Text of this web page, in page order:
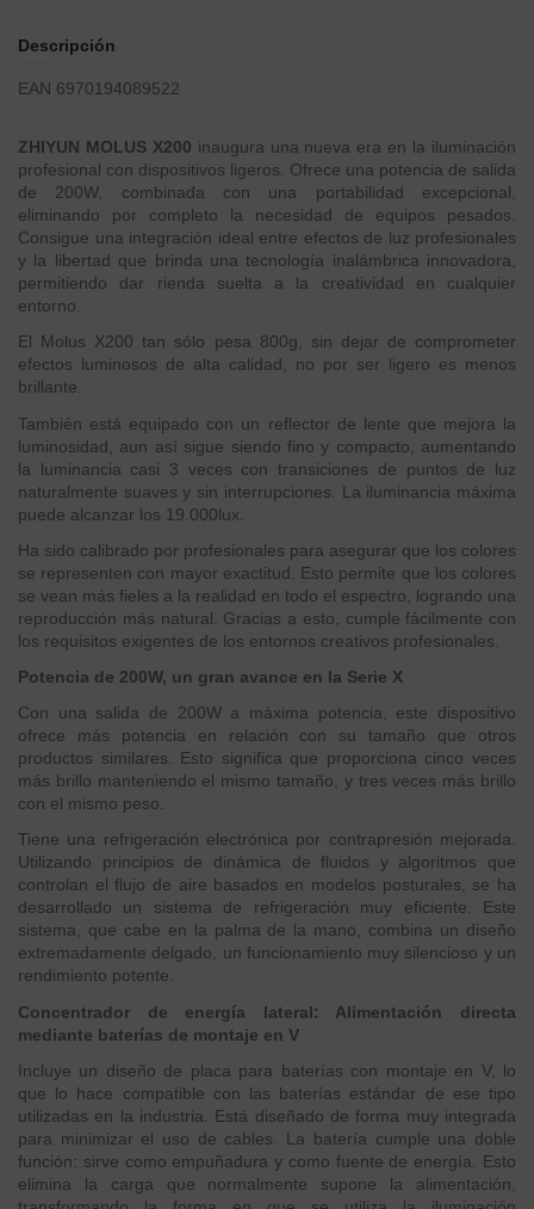
Descripción
EAN 6970194089522
ZHIYUN MOLUS X200 inaugura una nueva era en la iluminación
profesional con dispositivos ligeros. Ofrece una potencia de salida
de 200W, combinada con una portabilidad excepcional,
eliminando por completo la necesidad de equipos pesados.
Consigue una integración ideal entre efectos de luz profesionales
y la libertad que brinda una tecnología inalámbrica innovadora,
permitiendo dar rienda suelta a la creatividad en cualquier
entorno.
El Molus X200 tan sólo pesa 800g, sin dejar de comprometer
efectos luminosos de alta calidad, no por ser ligero es menos
brillante.
También está equipado con un reflector de lente que mejora la
luminosidad, aun así sigue siendo fino y compacto, aumentando
la luminancia casi 3 veces con transiciones de puntos de luz
naturalmente suaves y sin interrupciones. La iluminancia máxima
puede alcanzar los 19.000lux.
Ha sido calibrado por profesionales para asegurar que los colores
se representen con mayor exactitud. Esto permite que los colores
se vean más fieles a la realidad en todo el espectro, logrando una
reproducción más natural. Gracias a esto, cumple fácilmente con
los requisitos exigentes de los entornos creativos profesionales.
Potencia de 200W, un gran avance en la Serie X
Con una salida de 200W a máxima potencia, este dispositivo
ofrece más potencia en relación con su tamaño que otros
productos similares. Esto significa que proporciona cinco veces
más brillo manteniendo el mismo tamaño, y tres veces más brillo
con el mismo peso.
Tiene una refrigeración electrónica por contrapresión mejorada.
Utilizando principios de dinámica de fluidos y algoritmos que
controlan el flujo de aire basados en modelos posturales, se ha
desarrollado un sistema de refrigeración muy eficiente. Este
sistema, que cabe en la palma de la mano, combina un diseño
extremadamente delgado, un funcionamiento muy silencioso y un
rendimiento potente.
Concentrador de energía lateral: Alimentación directa
mediante baterías de montaje en V
Incluye un diseño de placa para baterías con montaje en V, lo
que lo hace compatible con las baterías estándar de ese tipo
utilizadas en la industria. Está diseñado de forma muy integrada
para minimizar el uso de cables. La batería cumple una doble
función: sirve como empuñadura y como fuente de energía. Esto
elimina la carga que normalmente supone la alimentación,